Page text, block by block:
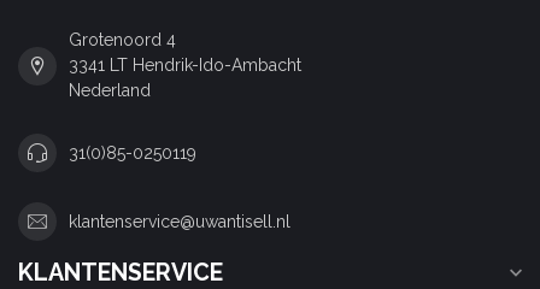
Grotenoord 4
3341 LT Hendrik-Ido-Ambacht
Nederland
31(0)85-0250119
klantenservice@uwantisell.nl
KLANTENSERVICE